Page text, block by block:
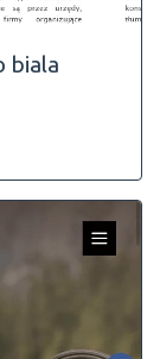
biala